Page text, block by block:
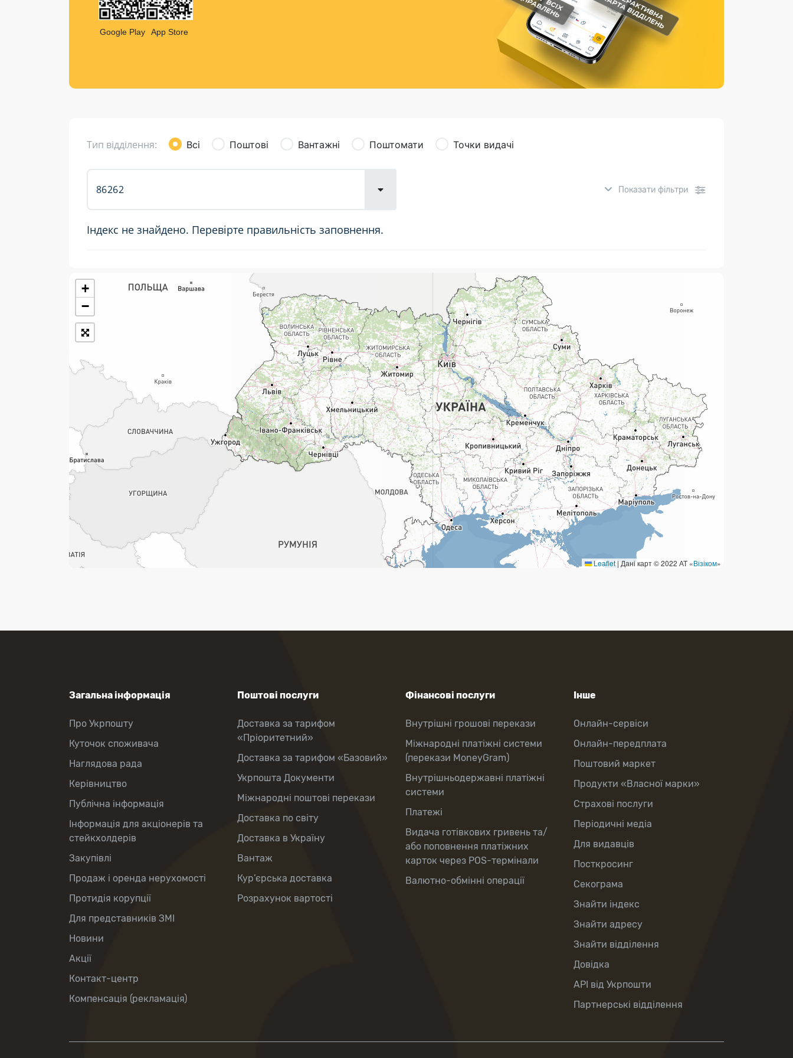
Листи та листівки
Кур’єрська доставка
Страхові послуги
Каталог «Укрпошта Маркет»
Google Play App Store
Тип відділення: Всі Поштові Вантажні Поштомати Точки видачі
Показати фільтри
Індекс не знайдено. Перевірте правильність заповнення.
Розклад роботи:
Укрпошта Експрес/тариф
«Пріоритетний»
Укрпошта Стандарт/тариф «Базовий»
Доставка за межі України
Прийом вантажів
Фінансові послуги:
Термінові перекази
Перекази
Комунальні та інші платежі
+
−
Leaflet|Дані карт © 2022 АТ «Візіком»
Загальна інформація
Про Укрпошту
Куточок споживача
Наглядова рада
Керівництво
Публічна інформація
Інформація для акціонерів та
стейкхолдерів
Закупівлі
Продаж і оренда нерухомості
Протидія корупції
Для представників ЗМІ
Новини
Акції
Контакт-центр
Компенсація (рекламація)
Поштові послуги
Доставка за тарифом
«Пріоритетний»
Доставка за тарифом «Базовий»
Укрпошта Документи
Міжнародні поштові перекази
Доставка по світу
Доставка в Україну
Вантаж
Кур’єрська доставка
Розрахунок вартості
Фінансові послуги
Внутрішні грошові перекази
Міжнародні платіжні системи
(перекази MoneyGram)
Внутрішньодержавні платіжні
системи
Платежі
Видача готівкових гривень та/
або поповнення платіжних
карток через POS-термінали
Валютно-обмінні операції
Інше
Онлайн-сервіси
Онлайн-передплата
Поштовий маркет
Продукти «Власної марки»
Страхові послуги
Періодичні медіа
Для видавців
Посткросинг
Секограма
Знайти індекс
Знайти адресу
Знайти відділення
Довідка
API від Укрпошти
Партнерські відділення